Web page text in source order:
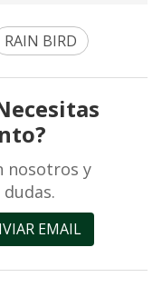
RAIN BIRD
nosotros y
EMAIL